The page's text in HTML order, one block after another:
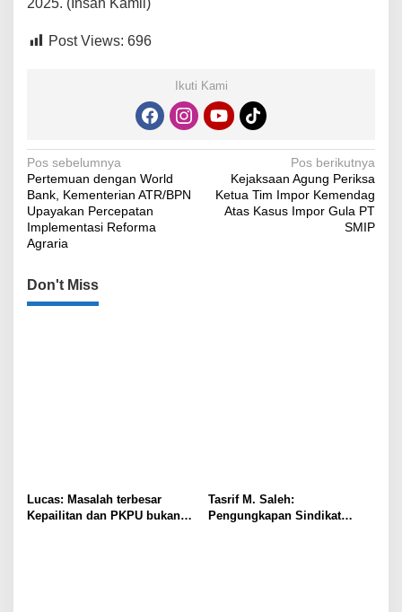
2025. (Insan Kamil)
Post Views: 696
Ikuti Kami
Navigasi
pos
Pos sebelumnya
Pertemuan dengan World
Bank, Kementerian ATR/BPN
Upayakan Percepatan
Implementasi Reforma
Agraria
Pos berikutnya
Kejaksaan Agung Periksa
Ketua Tim Impor Kemendag
Atas Kasus Impor Gula PT
SMIP
Don't Miss
Lucas: Masalah terbesar
Kepailitan dan PKPU bukan
Tasrif M. Saleh:
Pengungkapan Sindikat